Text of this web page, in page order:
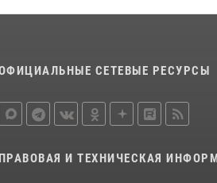
Центр профессиональной
сотрудников
32-летие (видео)
СЕТЕВЫЕ РЕСУРСЫ
ПРАВОВАЯ И ТЕХНИЧЕСКАЯ